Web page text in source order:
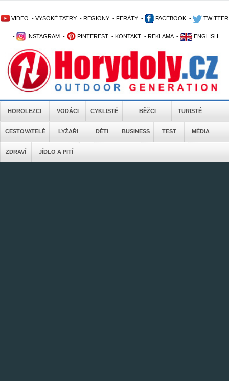
VIDEO - VYSOKÉ TATRY - REGIONY - FERÁTY - FACEBOOK - TWITTER
- INSTAGRAM - PINTEREST - KONTAKT - REKLAMA - ENGLISH
HOROLEZCI VODÁCI CYKLISTÉ BĚŽCI TURISTÉ
CESTOVATELÉ LYŽAŘI DĚTI BUSINESS TEST MÉDIA
ZDRAVÍ JÍDLO A PITÍ